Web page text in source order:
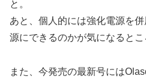
と。
あと、個人的には強化電源を
源にできるのかが気になるとこ
また、今発売の最新号には